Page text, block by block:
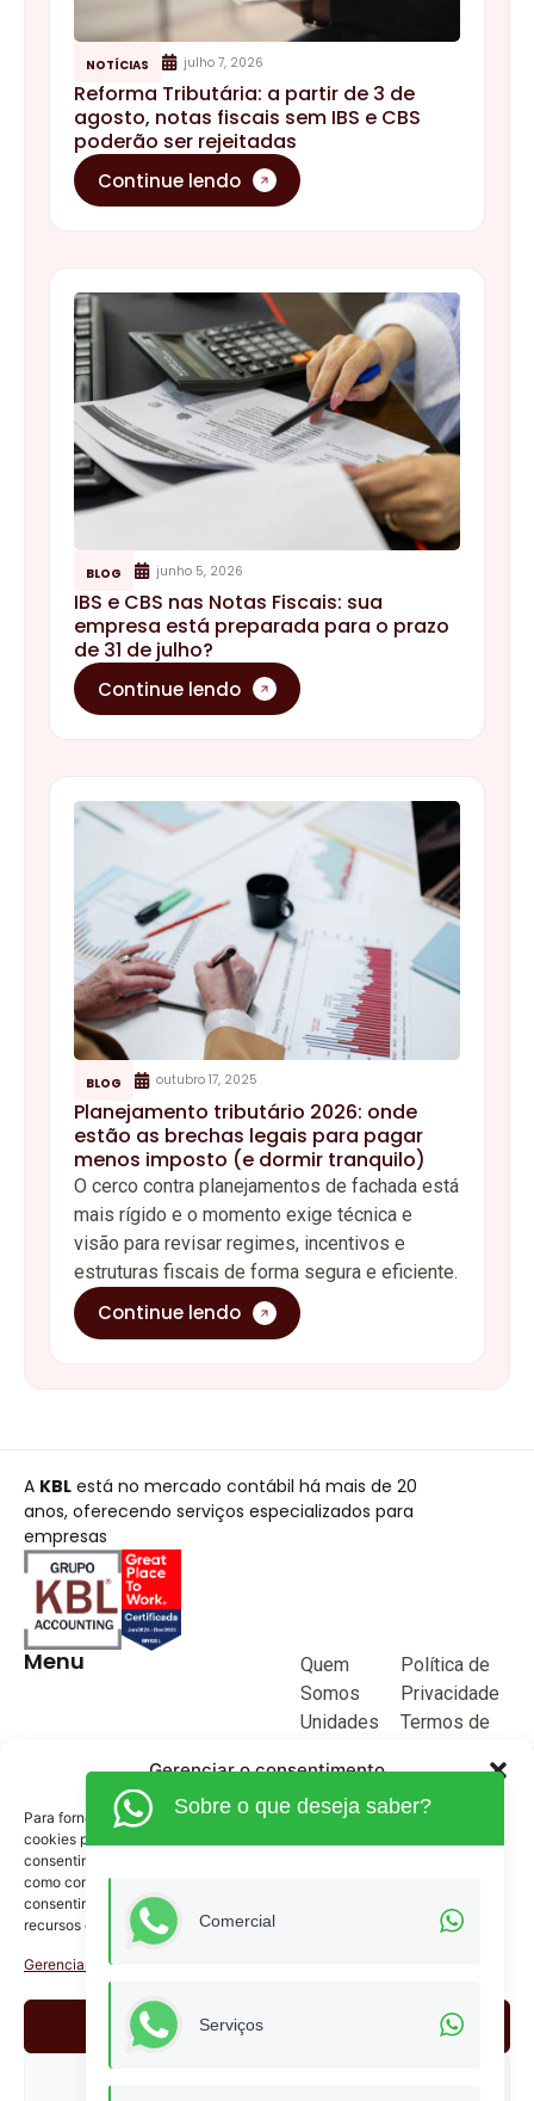
Gerenciar o consentimento
Para fornecer as melhores experiências, usamos tecnologias como
cookies para armazenar e/ou acessar informações do dispositivo. O
consentimento para essas tecnologias nos permitirá processar dados
como comportamento de navegação ou IDs exclusivos neste site. Não
consentir ou retirar o consentimento pode afetar negativamente certos
recursos e funções.
Gerenciar serviços
Aceitar
NOTÍCIAS julho 7, 2026
Reforma Tributária: a partir de 3 de
agosto, notas fiscais sem IBS e CBS
poderão ser rejeitadas
Continue lendo
BLOG junho 5, 2026
IBS e CBS nas Notas Fiscais: sua
empresa está preparada para o prazo
de 31 de julho?
Continue lendo
BLOG outubro 17, 2025
Planejamento tributário 2026: onde
estão as brechas legais para pagar
menos imposto (e dormir tranquilo)
O cerco contra planejamentos de fachada está
mais rígido e o momento exige técnica e
visão para revisar regimes, incentivos e
estruturas fiscais de forma segura e eficiente.
Continue lendo
A KBL está no mercado contábil há mais de 20
anos, oferecendo serviços especializados para
empresas
Menu
Quem
Somos
Unidades
Blog
Junte-se a
Política de
Privacidade
Termos de
(62) 3515-1280
(62) 99968-9132
comercial@kblcontabilidade.com
Siga nossas redes sociais
Sobre o que deseja saber?
Comercial
Serviços